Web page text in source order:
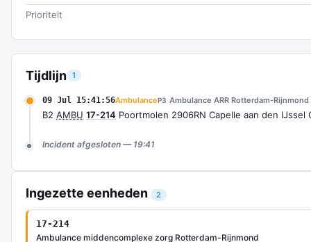
Tijdlijn 1
09 Jul 15:41:56AmbulanceP3 Ambulance ARR Rotterdam-Rijnmond
B2 AMBU 17-214 Poortmolen 2906RN Capelle aan den IJssel
Incident afgesloten — 19:41
Ingezette eenheden 2
17-214
Ambulance middencomplexe zorg Rotterdam-Rijnmond
Prioriteit